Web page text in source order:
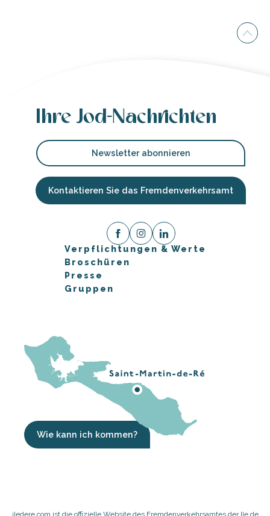
Ihre Jod-Nachrichten
Newsletter abonnieren
Kontaktieren Sie das Fremdenverkehrsamt
Verpflichtungen & Werte
Broschüren
Presse
Gruppen
Wie kann ich kommen?